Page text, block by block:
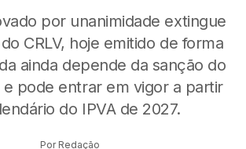
por unanimidade extingue
CRLV, hoje emitido de forma
ainda depende da sanção do
pode entrar em vigor a partir
do IPVA de 2027.
Por Redação